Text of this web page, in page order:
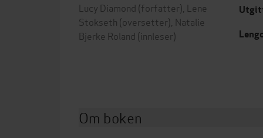
Lucy Diamond (forfatter),
Lene
Stokseth (oversetter), Natalie
Bjerke Roland (innleser)
Om boken